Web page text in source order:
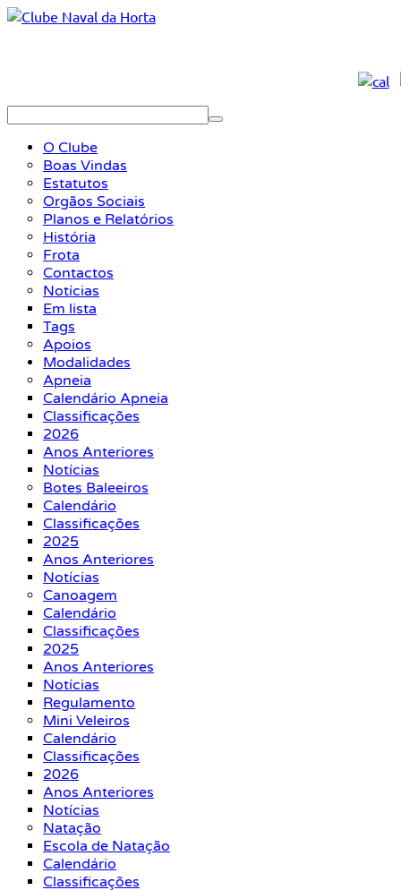
O Clube
Boas Vindas
Estatutos
Orgãos Sociais
Planos e Relatórios
História
Frota
Contactos
Notícias
Em lista
Tags
Apoios
Modalidades
Apneia
Calendário Apneia
Classificações
2026
Anos Anteriores
Notícias
Botes Baleeiros
Calendário
Classificações
2025
Anos Anteriores
Notícias
Canoagem
Calendário
Classificações
2025
Anos Anteriores
Notícias
Regulamento
Mini Veleiros
Calendário
Classificações
2026
Anos Anteriores
Notícias
Natação
Escola de Natação
Calendário
Classificações